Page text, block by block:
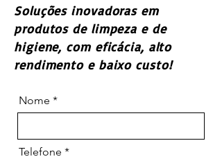
Soluções inovadoras em
produtos de limpeza e de
higiene, com eficácia, alto
rendimento e baixo custo!
Nome
Telefone